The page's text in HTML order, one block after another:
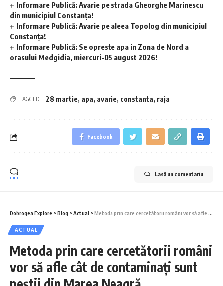
Informare Publică: Avarie pe strada Gheorghe Marinescu
din municipiul Constanța!
Informare Publică: Avarie pe aleea Topolog din municipiul
Constanța!
Informare Publică: Se opreste apa in Zona de Nord a
orasului Medgidia, miercuri-05 august 2026!
TAGGED: 28 martie, apa, avarie, constanta, raja
Facebook
Lasă un comentariu
Dobrogea Explore >Blog >Actual >Metoda prin care cercetătorii români vor să afle cât de contaminați sunt peștii din Marea Neagră
ACTUAL
Metoda prin care cercetătorii români
vor să afle cât de contaminați sunt